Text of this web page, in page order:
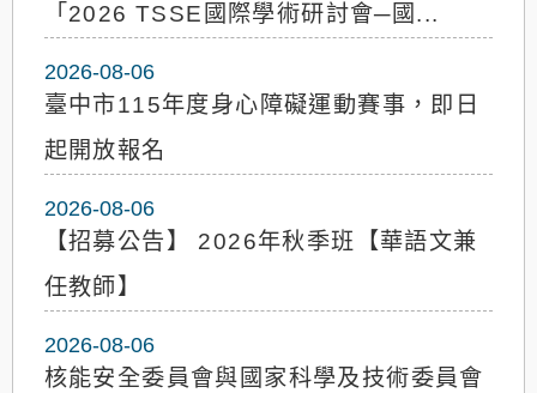
「2026 TSSE國際學術研討會─國...
2026-08-06
臺中市115年度身心障礙運動賽事，即日
起開放報名
2026-08-06
【招募公告】 2026年秋季班【華語文兼
任教師】
2026-08-06
核能安全委員會與國家科學及技術委員會